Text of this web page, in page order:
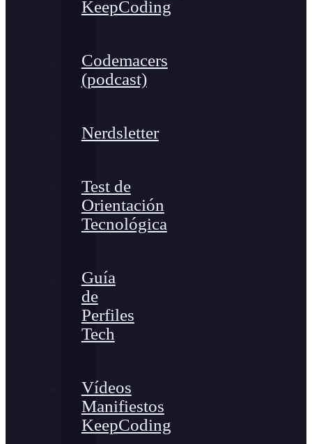
KeepCoding
Codemacers
(podcast)
Nerdsletter
Test de
Orientación
Tecnológica
Guía
de
Perfiles
Tech
Vídeos
Manifiestos
KeepCoding